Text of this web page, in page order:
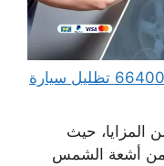
تظليل سيارات متنقل الكويت 66400552 تظليل سيارة
المزايا، حيث
من أشعة الشمس